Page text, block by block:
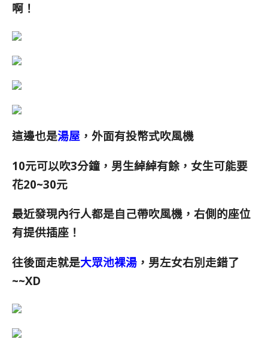
啊！
這邊也是湯屋 ，外面有投幣式吹風機
10元可以吹3分鐘，男生綽綽有餘，女生可能要
花20~30元
最近發現內行人都是自己帶吹風機，右側的座位
有提供插座！
往後面走就是大眾池裸湯 ，男左女右別走錯了
~~XD